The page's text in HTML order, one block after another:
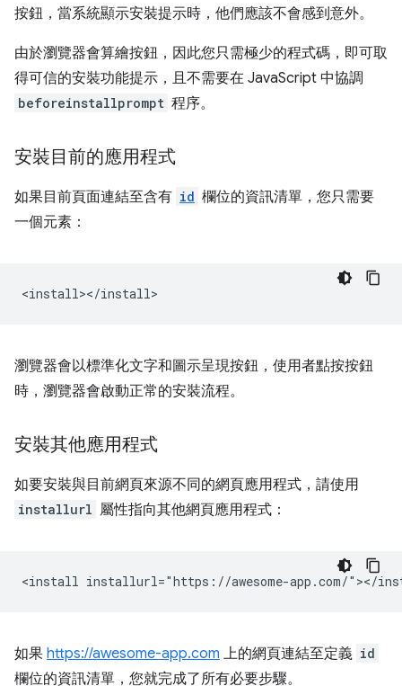
按鈕，當系統顯示安裝提示時，他們應該不會感到意外。
由於瀏覽器會算繪按鈕，因此您只需極少的程式碼，即可取
得可信的安裝功能提示，且不需要在 JavaScript 中協調
beforeinstallprompt 程序。
安裝目前的應用程式
如果目前頁面連結至含有 id 欄位的資訊清單，您只需要
一個元素：
瀏覽器會以標準化文字和圖示呈現按鈕，使用者點按按鈕
時，瀏覽器會啟動正常的安裝流程。
安裝其他應用程式
如要安裝與目前網頁來源不同的網頁應用程式，請使用
installurl 屬性指向其他網頁應用程式：
如果 https://awesome-app.com 上的網頁連結至定義 id
欄位的資訊清單，您就完成了所有必要步驟。